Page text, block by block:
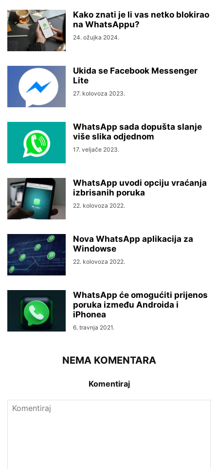
Kako znati je li vas netko blokirao
na WhatsAppu?
24. ožujka 2024.
Ukida se Facebook Messenger
Lite
27. kolovoza 2023.
WhatsApp sada dopušta slanje
više slika odjednom
17. veljače 2023.
WhatsApp uvodi opciju vraćanja
izbrisanih poruka
22. kolovoza 2022.
Nova WhatsApp aplikacija za
Windowse
22. kolovoza 2022.
WhatsApp će omogućiti prijenos
poruka između Androida i
iPhonea
6. travnja 2021.
NEMA KOMENTARA
Komentiraj